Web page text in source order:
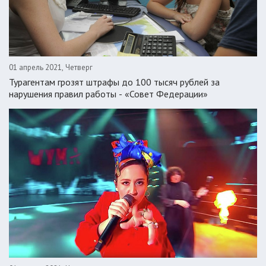
01 апрель 2021, Четверг
Турагентам грозят штрафы до 100 тысяч рублей за
нарушения правил работы - «Совет Федерации»